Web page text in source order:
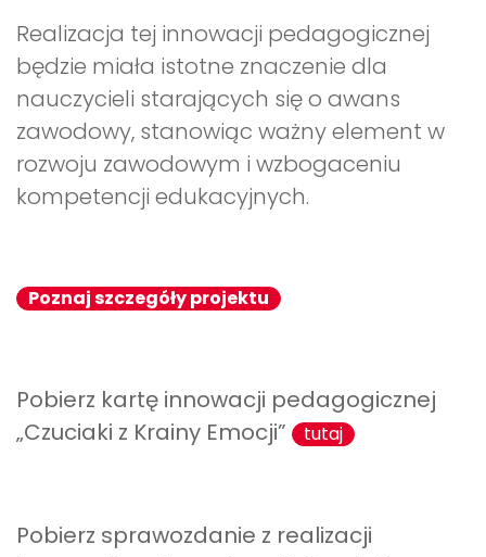
Realizacja tej innowacji pedagogicznej
będzie miała istotne znaczenie dla
nauczycieli starających się o awans
zawodowy, stanowiąc ważny element w
rozwoju zawodowym i wzbogaceniu
kompetencji edukacyjnych.
Poznaj szczegóły projektu
Pobierz kartę innowacji pedagogicznej
„Czuciaki z Krainy Emocji”
tutaj
Pobierz sprawozdanie z realizacji